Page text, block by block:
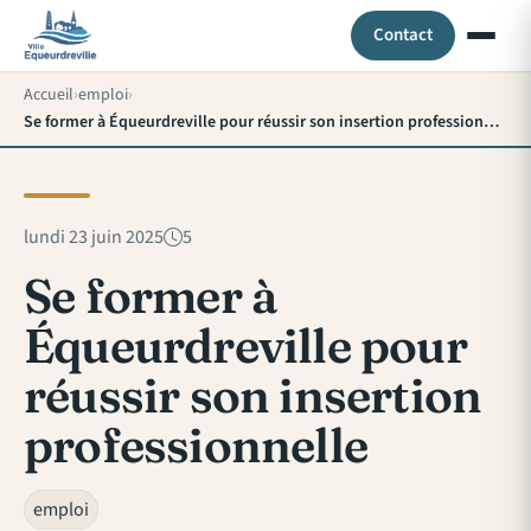
Contact
Accueil emploi
Se former à Équeurdreville pour réussir son insertion professionnelle
lundi 23 juin 2025 5
Se former à
Équeurdreville pour
réussir son insertion
professionnelle
emploi